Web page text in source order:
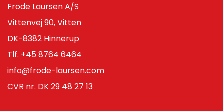
Frode Laursen A/S
Vittenvej 90, Vitten
DK-8382 Hinnerup
Tlf. +45 8764 6464
info@frode-laursen.com
CVR nr. DK 29 48 27 13